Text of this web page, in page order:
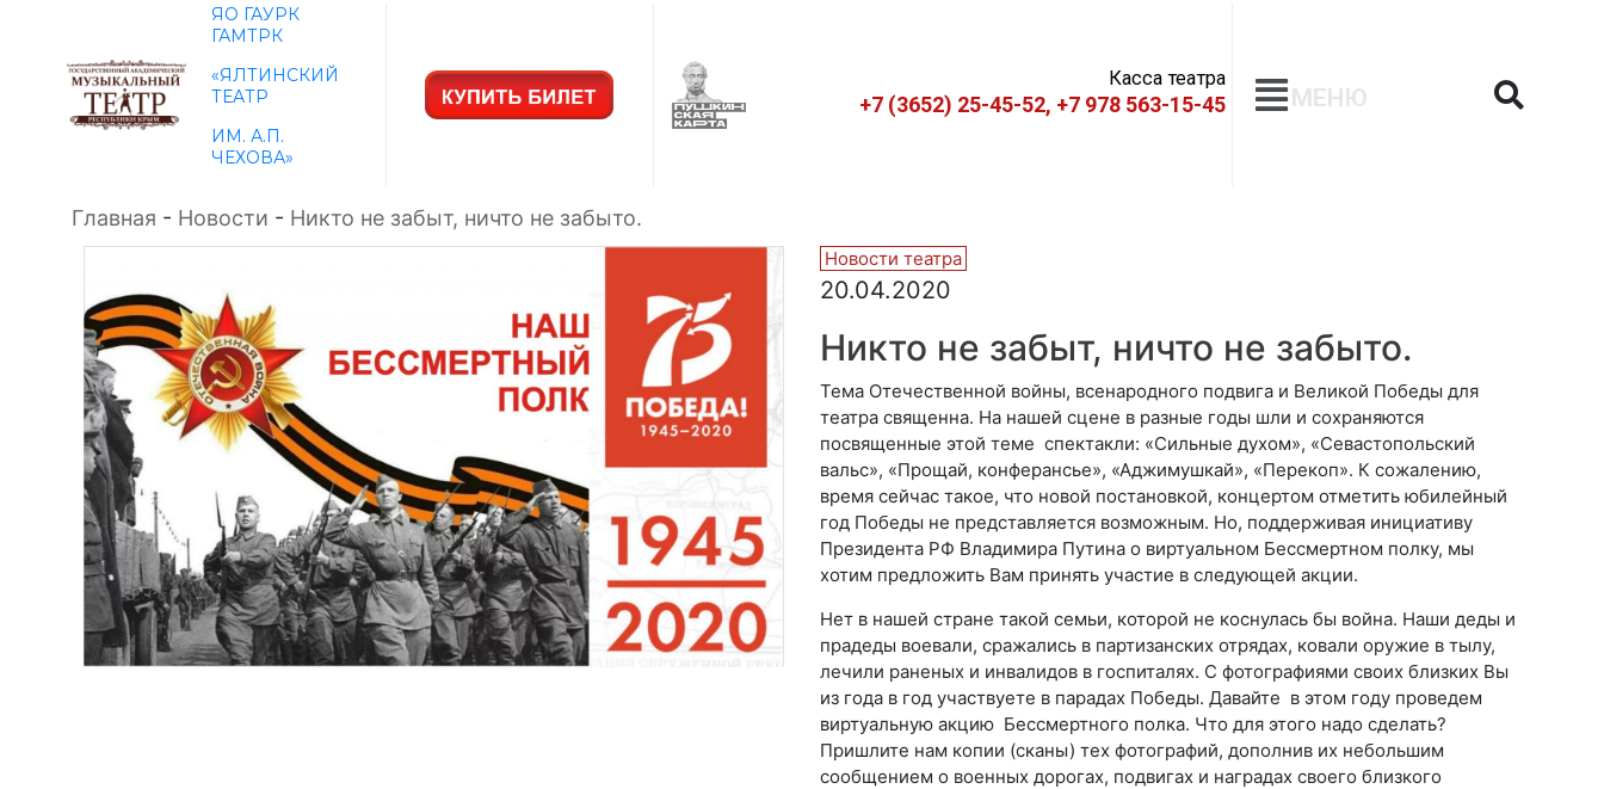
ЯО ГАУРК
ГАМТРК
«ЯЛТИНСКИЙ
ТЕАТР
ИМ. А.П.
ЧЕХОВА»
Касса театра
+7 (3652) 25-45-52, +7 978 563-15-45 МЕНЮ
Главная - Новости - Никто не забыт, ничто не забыто.
Новости театра
20.04.2020
Никто не забыт, ничто не забыто.
Тема Отечественной войны, всенародного подвига и Великой Победы для
театра священна. На нашей сцене в разные годы шли и сохраняются
посвященные этой теме спектакли: «Сильные духом», «Севастопольский
вальс», «Прощай, конферансье», «Аджимушкай», «Перекоп». К сожалению,
время сейчас такое, что новой постановкой, концертом отметить юбилейный
год Победы не представляется возможным. Но, поддерживая инициативу
Президента РФ Владимира Путина о виртуальном Бессмертном полку, мы
хотим предложить Вам принять участие в следующей акции.
Нет в нашей стране такой семьи, которой не коснулась бы война. Наши деды и
прадеды воевали, сражались в партизанских отрядах, ковали оружие в тылу,
лечили раненых и инвалидов в госпиталях. С фотографиями своих близких Вы
из года в год участвуете в парадах Победы. Давайте в этом году проведем
виртуальную акцию Бессмертного полка. Что для этого надо сделать?
Пришлите нам копии (сканы) тех фотографий, дополнив их небольшим
сообщением о военных дорогах, подвигах и наградах своего близкого